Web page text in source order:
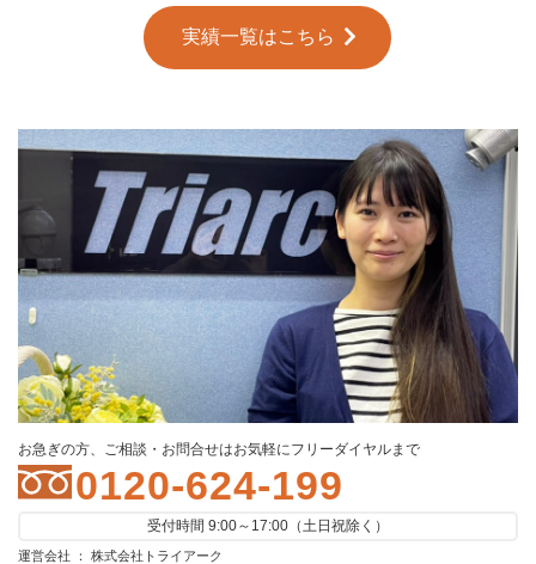
実績一覧はこちら
お急ぎの方、ご相談・お問合せはお気軽にフリーダイヤルまで
運営会社 ： 株式会社トライアーク
0120-624-199
受付時間 9:00～17:00（土日祝除く）